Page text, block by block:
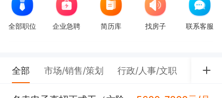
全部职位 企业急聘 简历库 找房子 联系客服
全部 市场/销售/策划 行政/人事/文职 餐饮/